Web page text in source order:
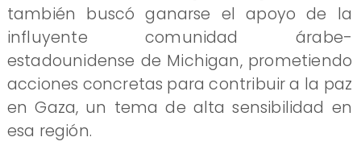
también buscó ganarse el apoyo de la
influyente comunidad árabe-
estadounidense de Michigan, prometiendo
acciones concretas para contribuir a la paz
en Gaza, un tema de alta sensibilidad en
esa región.